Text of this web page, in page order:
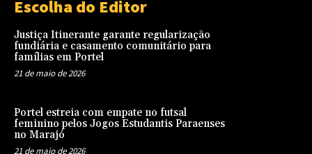
Escolha do Editor
Justiça Itinerante garante regularização
fundiária e casamento comunitário para
famílias em Portel
21 de maio de 2026
Portel estreia com empate no futsal
feminino pelos Jogos Estudantis Paraenses
no Marajó
21 de maio de 2026